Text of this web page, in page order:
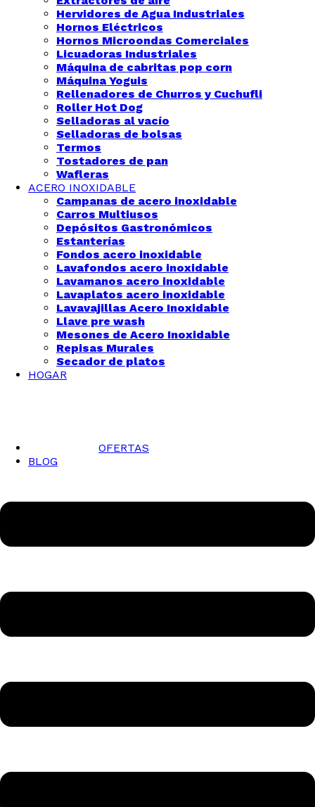
Hervidores de Agua Industriales
Hornos Eléctricos
Hornos Microondas Comerciales
Licuadoras Industriales
Máquina de cabritas pop corn
Máquina Yoguis
Rellenadores de Churros y Cuchufli
Roller Hot Dog
Selladoras al vacío
Selladoras de bolsas
Termos
Tostadores de pan
Wafleras
ACERO INOXIDABLE
Campanas de acero inoxidable
Carros Multiusos
Depósitos Gastronómicos
Estanterías
Fondos acero inoxidable
Lavafondos acero inoxidable
Lavamanos acero inoxidable
Lavaplatos acero inoxidable
Lavavajillas Acero Inoxidable
Llave pre wash
Mesones de Acero Inoxidable
Repisas Murales
Secador de platos
HOGAR
OFERTAS
BLOG